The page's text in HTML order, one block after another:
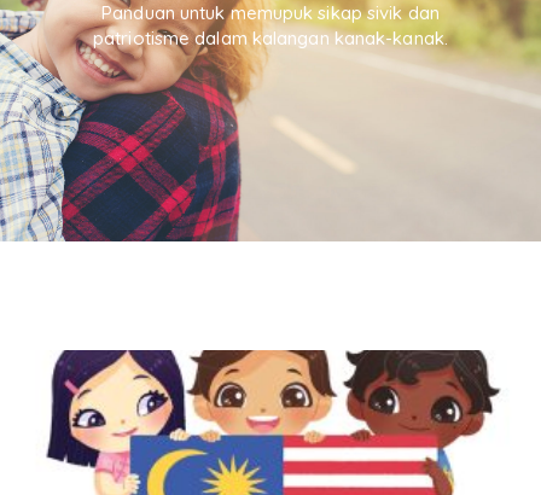
Panduan untuk memupuk sikap sivik dan
patriotisme dalam kalangan kanak-kanak.